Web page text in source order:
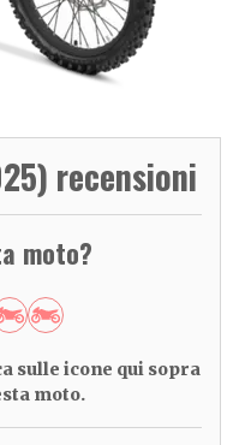
recensioni
moto?
sulle icone qui sopra
moto.